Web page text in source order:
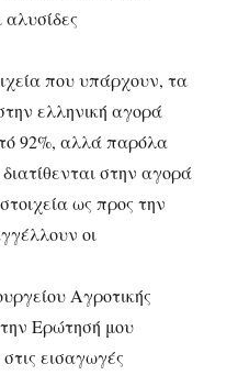
που υπάρχουν, τα
ελληνική αγορά
92%, αλλά παρόλα
στην αγορά
ως προς την
οι
Αγροτικής
Ερώτησή μου
εισαγωγές